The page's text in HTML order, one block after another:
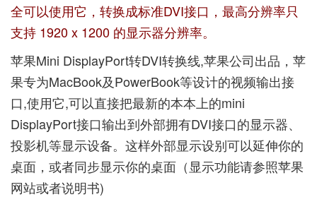
全可以使用它，转换成标准DVI接口，最高分辨率只
支持 1920 x 1200 的显示器分辨率。
苹果Mini DisplayPort转DVI转换线,苹果公司出品，苹
果专为MacBook及PowerBook等设计的视频输出接
口,使用它,可以直接把最新的本本上的mini
DisplayPort接口输出到外部拥有DVI接口的显示器、
投影机等显示设备。这样外部显示设别可以延伸你的
桌面，或者同步显示你的桌面（显示功能请参照苹果
网站或者说明书)